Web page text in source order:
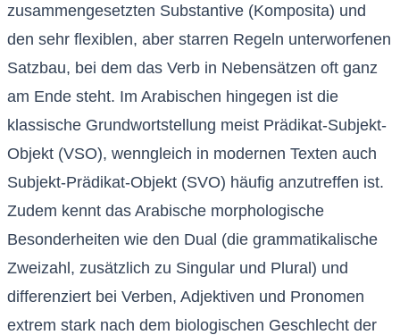
zusammengesetzten Substantive (Komposita) und
den sehr flexiblen, aber starren Regeln unterworfenen
Satzbau, bei dem das Verb in Nebensätzen oft ganz
am Ende steht. Im Arabischen hingegen ist die
klassische Grundwortstellung meist Prädikat-Subjekt-
Objekt (VSO), wenngleich in modernen Texten auch
Subjekt-Prädikat-Objekt (SVO) häufig anzutreffen ist.
Zudem kennt das Arabische morphologische
Besonderheiten wie den Dual (die grammatikalische
Zweizahl, zusätzlich zu Singular und Plural) und
differenziert bei Verben, Adjektiven und Pronomen
extrem stark nach dem biologischen Geschlecht der